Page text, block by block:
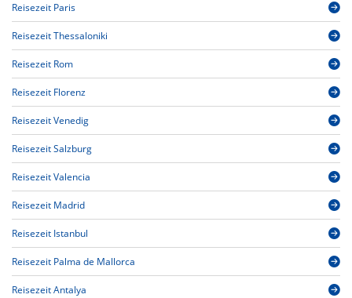
Reisezeit Paris
Reisezeit Thessaloniki
Reisezeit Rom
Reisezeit Florenz
Reisezeit Venedig
Reisezeit Salzburg
Reisezeit Valencia
Reisezeit Madrid
Reisezeit Istanbul
Reisezeit Palma de Mallorca
Reisezeit Antalya